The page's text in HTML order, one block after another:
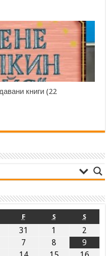
книги (22
F S S
31 1
2
7 8
9